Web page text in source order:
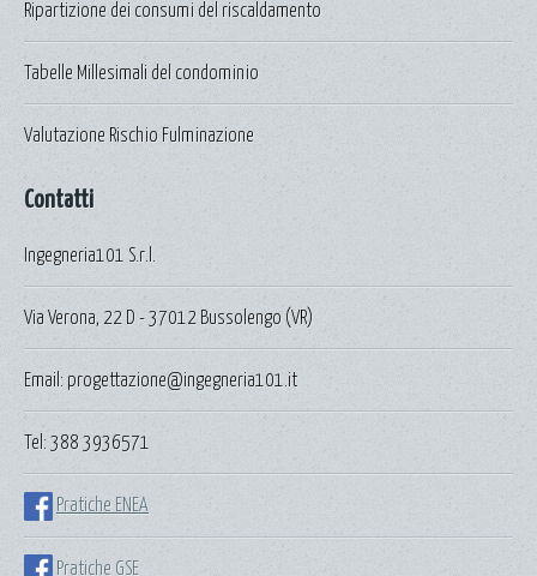
Ripartizione dei consumi del riscaldamento
Tabelle Millesimali del condominio
Valutazione Rischio Fulminazione
Contatti
Ingegneria101 S.r.l.
Via Verona, 22 D - 37012 Bussolengo (VR)
Email: progettazione@ingegneria101.it
Tel: 388 3936571
Pratiche ENEA
Pratiche GSE